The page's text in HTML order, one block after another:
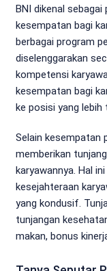
BNI dikenal
kesempatan bagi
berbagai program
diselenggarakan
kompetensi
kesempatan bagi
ke posisi yang lebih
Selain kesempatan
memberikan
karyawannya. Hal
kesejahteraan
yang kondusif.
tunjangan
makan, bonus